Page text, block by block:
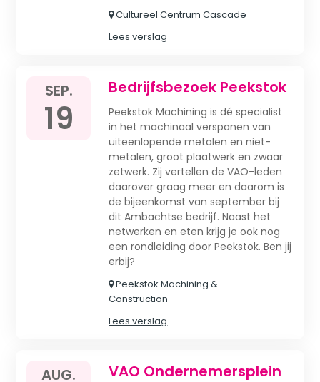
Cultureel Centrum Cascade
Lees verslag
SEP.
19
Bedrijfsbezoek Peekstok
Peekstok Machining is dé specialist
in het machinaal verspanen van
uiteenlopende metalen en niet-
metalen, groot plaatwerk en zwaar
zetwerk. Zij vertellen de VAO-leden
daarover graag meer en daarom is
de bijeenkomst van september bij
dit Ambachtse bedrijf. Naast het
netwerken en eten krijg je ook nog
een rondleiding door Peekstok. Ben jij
erbij?
Peekstok Machining &
Construction
Lees verslag
AUG. VAO Ondernemersplein